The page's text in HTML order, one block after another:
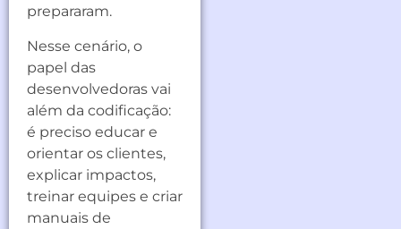
prepararam.
Nesse cenário, o
papel das
desenvolvedoras vai
além da codificação:
é preciso educar e
orientar os clientes,
explicar impactos,
treinar equipes e criar
manuais de